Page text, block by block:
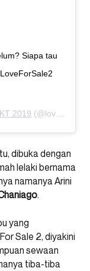
Siapa tau
2019 (@loveforsalefilm) on
dibuka dengan
lelaki bernama
namanya Arini
.
yang
Sale 2, diyakini
sewaan
tiba-tiba